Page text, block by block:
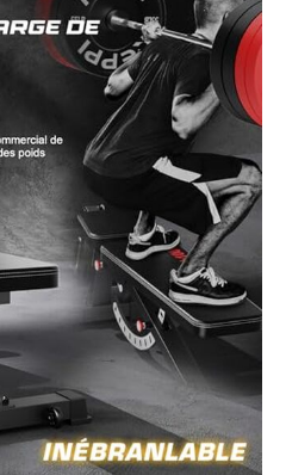
transpiration, offre un
soutien cervical et
dorsal supérieur. Idéal
pour les longues
musculation sans
inconfort. Attache-
Pieds Amovible pour
Abdominaux Intenses -
L'attache-pieds
ajustable offre un
support ergonomique
pour les abdominaux et
les mouvements
déclinés, tandis que la
mousse haute densité
prévient les blessures.
Amovible pour un
rangement facile dans